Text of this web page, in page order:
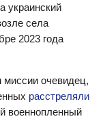
украинский
села
2023 года
миссии очевидец,
расстреляли
военнопленный